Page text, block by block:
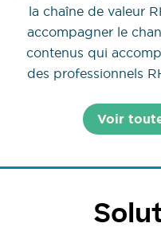
la chaîne de valeur
accompagner le
contenus qui
des professionnels
Voir